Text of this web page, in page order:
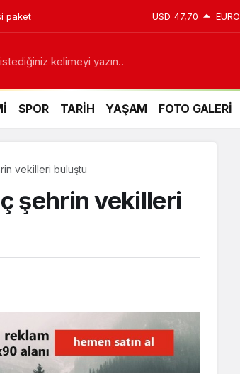
paket USD 47,70 EURO
kelimeyi yazın..
SPOR TARİH YAŞAM FOTO GALERİ
vekilleri buluştu
şehrin vekilleri
3. SAYFA